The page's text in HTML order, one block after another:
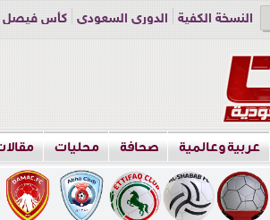
النسخة الكفية الدوري السعودي كأس فيصل
عربية وعالمية صحافة محليات